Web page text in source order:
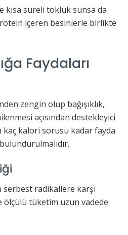
kısa süreli tokluk sunsa da
içeren besinlerle birlikte
Faydaları
zengin olup bağışıklık,
açısından destekleyici
kaç kalori sorusu kadar fayda
radikallere karşı
tüketim uzun vadede